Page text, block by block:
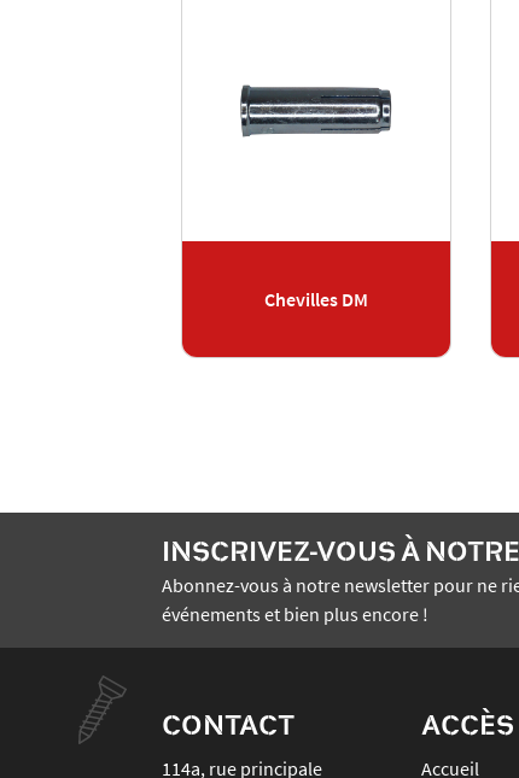
Chevilles DM
INSCRIVEZ-VOUS À
Abonnez-vous à notre newsletter pour ne
événements et bien plus encore !
CONTACT
114a, rue principale Accueil